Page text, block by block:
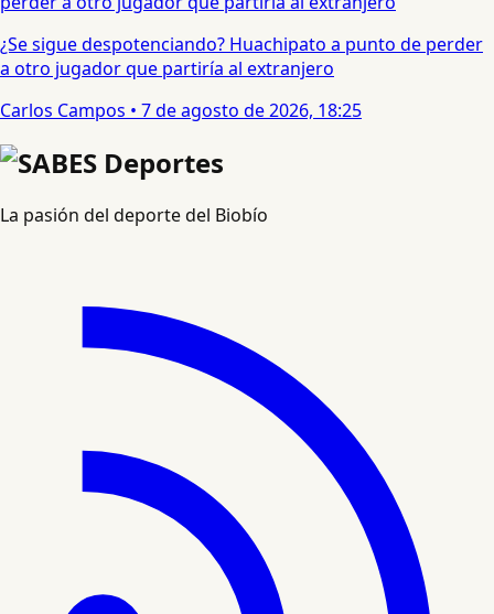
¿Se sigue despotenciando? Huachipato a punto de perder
a otro jugador que partiría al extranjero
Carlos Campos • 7 de agosto de 2026, 18:25
La pasión del deporte del Biobío